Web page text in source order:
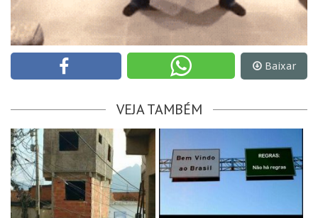
Baixar
VEJA TAMBÉM